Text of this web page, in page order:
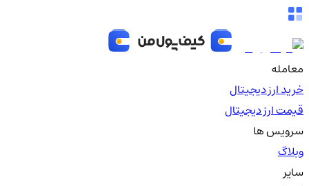
معامله
خرید ارز دیجیتال
قیمت ارز دیجیتال
سرویس ها
وبلاگ
سایر